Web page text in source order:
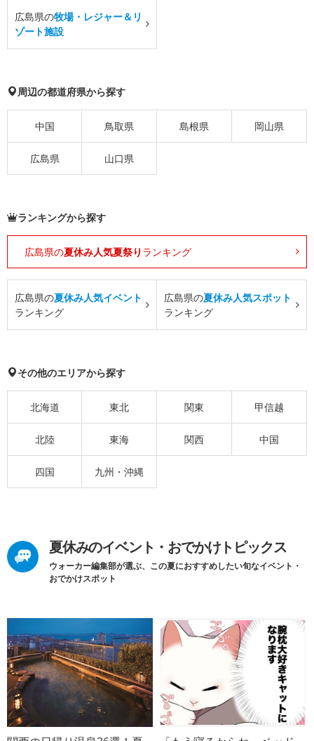
広島県の牧場・レジャー＆リ
ゾート施設
周辺の都道府県から探す
中国 鳥取県 島根県 岡山県
広島県 山口県
ランキングから探す
広島県の夏休み人気夏祭り ランキング
広島県の夏休み人気イベント
ランキング
広島県の夏休み人気スポット
ランキング
その他のエリアから探す
北海道 東北 関東 甲信越
北陸 東海 関西 中国
四国 九州・沖縄
夏休みのイベント・おでかけトピックス
ウォーカー編集部が選ぶ、この夏におすすめしたい旬なイベント・
おでかけスポット